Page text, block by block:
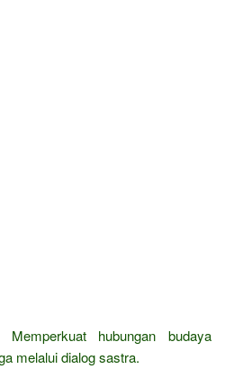
Memperkuat hubungan budaya
melalui dialog sastra.